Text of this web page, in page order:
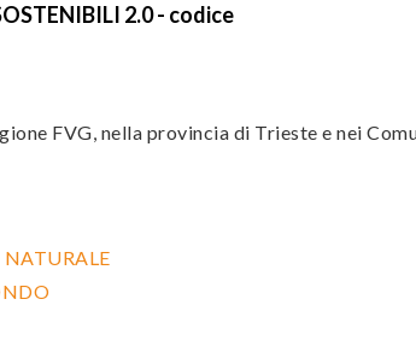
2.0 - codice
FVG, nella provincia di Trieste e nei